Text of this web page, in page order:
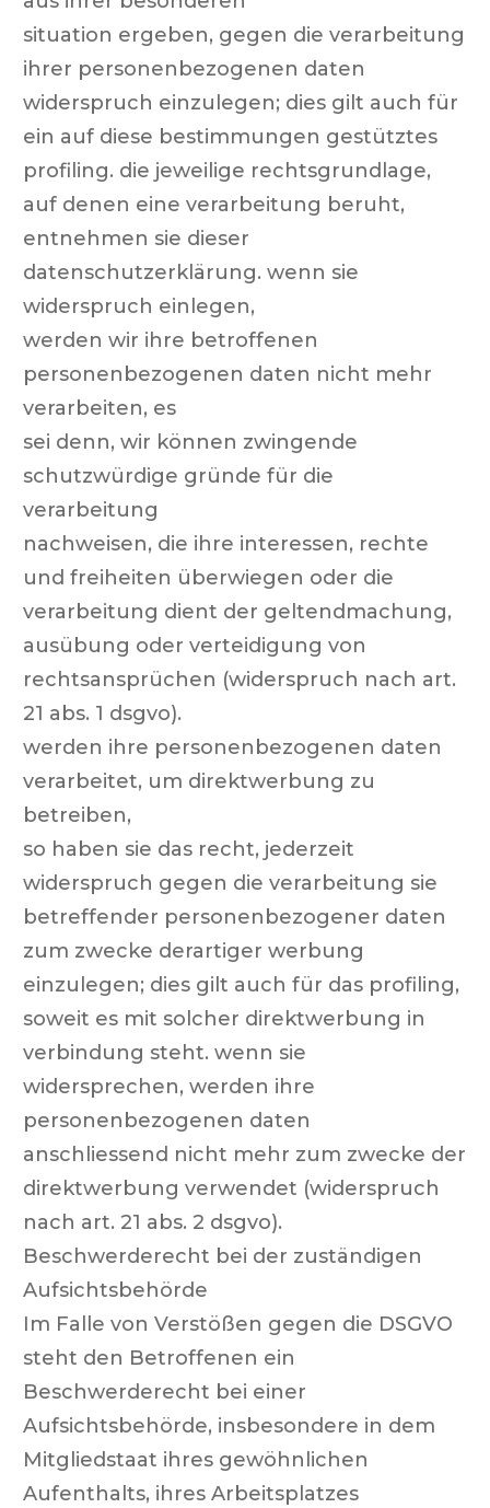
situation ergeben, gegen die verarbeitung
ihrer personenbezogenen daten
widerspruch einzulegen; dies gilt auch für
ein auf diese bestimmungen gestütztes
profiling. die jeweilige rechtsgrundlage,
auf denen eine verarbeitung beruht,
entnehmen sie dieser
datenschutzerklärung. wenn sie
widerspruch einlegen,
werden wir ihre betroffenen
personenbezogenen daten nicht mehr
verarbeiten, es
sei denn, wir können zwingende
schutzwürdige gründe für die
verarbeitung
nachweisen, die ihre interessen, rechte
und freiheiten überwiegen oder die
verarbeitung dient der geltendmachung,
ausübung oder verteidigung von
rechtsansprüchen (widerspruch nach art.
21 abs. 1 dsgvo).
werden ihre personenbezogenen daten
verarbeitet, um direktwerbung zu
betreiben,
so haben sie das recht, jederzeit
widerspruch gegen die verarbeitung sie
betreffender personenbezogener daten
zum zwecke derartiger werbung
einzulegen; dies gilt auch für das profiling,
soweit es mit solcher direktwerbung in
verbindung steht. wenn sie
widersprechen, werden ihre
personenbezogenen daten
anschliessend nicht mehr zum zwecke der
direktwerbung verwendet (widerspruch
nach art. 21 abs. 2 dsgvo).
Beschwerderecht bei der zuständigen
Aufsichtsbehörde
Im Falle von Verstößen gegen die DSGVO
steht den Betroffenen ein
Beschwerderecht bei einer
Aufsichtsbehörde, insbesondere in dem
Mitgliedstaat ihres gewöhnlichen
Aufenthalts, ihres Arbeitsplatzes